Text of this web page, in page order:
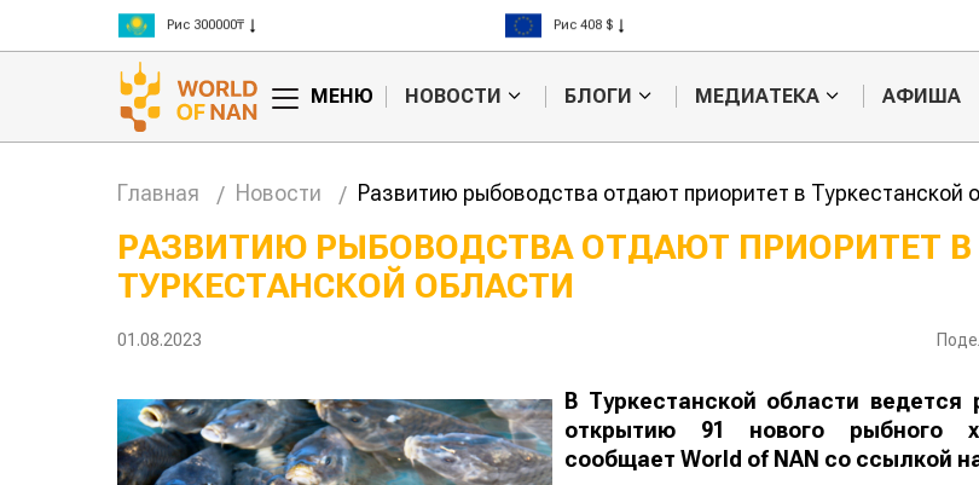
Рис 300000₸
Пшеница 3 класс 125000₸
Рис 408 $
Пшеница 423 $
МЕНЮ НОВОСТИ БЛОГИ МЕДИАТЕКА АФИША
Главная Новости Развитию рыбоводства отдают приоритет в Туркестанской
РАЗВИТИЮ РЫБОВОДСТВА ОТДАЮТ ПРИОРИТЕТ В
ТУРКЕСТАНСКОЙ ОБЛАСТИ
01.08.2023
В Туркестанской области ведется
открытию 91 нового рыбного
сообщает World of NAN со ссылкой